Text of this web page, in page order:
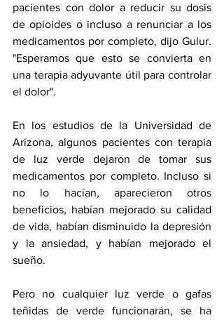
pacientes con dolor a reducir su dosis
de opioides o incluso a renunciar a los
medicamentos por completo, dijo Gulur.
"Esperamos que esto se convierta en
una terapia adyuvante útil para controlar
el dolor".
En los estudios de la Universidad de
Arizona, algunos pacientes con terapia
de luz verde dejaron de tomar sus
medicamentos por completo. Incluso si
no lo hacían, aparecieron otros
beneficios, habían mejorado su calidad
de vida, habían disminuido la depresión
y la ansiedad, y habían mejorado el
sueño.
Pero no cualquier luz verde o gafas
teñidas de verde funcionarán, se ha